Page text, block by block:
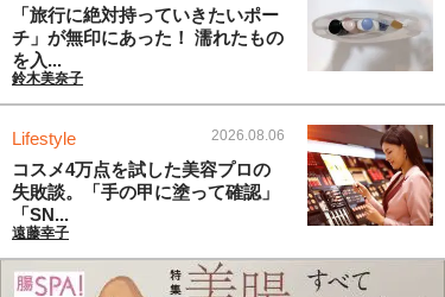
「旅行に絶対持っていきたいポー
チ」が無印にあった！ 濡れたもの
を入...
鈴木美奈子
Lifestyle 2026.08.06
コスメ4万点を試した美容プロの
失敗談。「手の甲に塗って確認」
「SN...
遠藤幸子